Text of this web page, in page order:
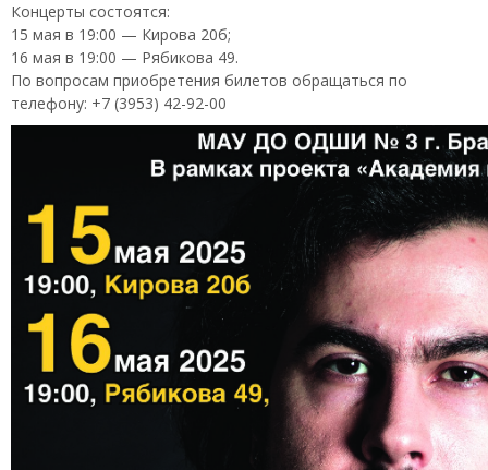
Концерты состоятся:
15 мая в 19:00 — Кирова 20б;
16 мая в 19:00 — Рябикова 49.
По вопросам приобретения билетов обращаться по
телефону: +7 (3953) 42-92-00